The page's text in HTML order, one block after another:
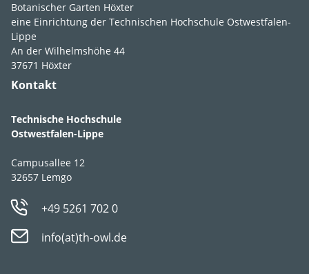
Botanischer Garten Höxter
eine Einrichtung der Technischen Hochschule Ostwestfalen-
Lippe
An der Wilhelmshöhe 44
37671 Höxter
Kontakt
Technische Hochschule
Ostwestfalen-Lippe
Campusallee 12
32657 Lemgo
+49 5261 702 0
info(at)th-owl.de